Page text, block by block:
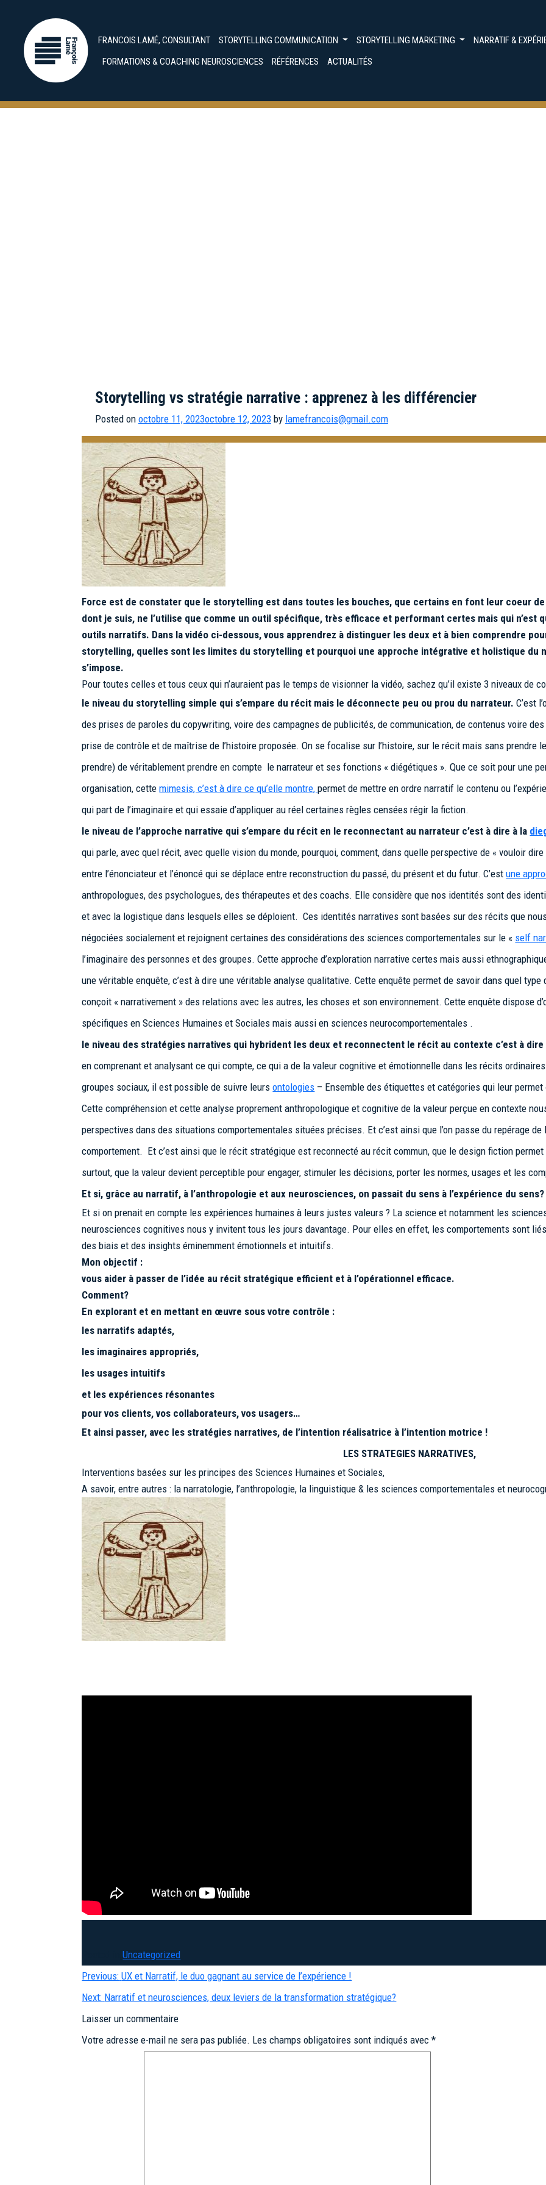
FRANCOIS LAMÉ, CONSULTANT STORYTELLING COMMUNICATION STORYTELLING MARKETING
NARRATIF &
FORMATIONS & COACHING NEUROSCIENCES
RÉFÉRENCES ACTUALITÉS
Storytelling vs stratégie narrative : apprenez à les différencier
Posted on octobre 11, 2023octobre 12, 2023by lamefrancois@gmail.com
Force est de constater que le storytelling est dans toutes les bouches, que certains en font leur coeur
dont je suis, ne l’utilise que comme un outil spécifique, très efficace et performant certes mais qui n’est
outils narratifs. Dans la vidéo ci-dessous, vous apprendrez à distinguer les deux et à bien comprendre
storytelling, quelles sont les limites du storytelling et pourquoi une approche intégrative et holistique
s’impose.
Pour toutes celles et tous ceux qui n’auraient pas le temps de visionner la vidéo, sachez qu’il existe 3 niveaux de
le niveau du storytelling simple qui s’empare du récit mais le déconnecte peu ou prou du narrateur. C’est
des prises de paroles du copywriting, voire des campagnes de publicités, de communication, de contenus voire
prise de contrôle et de maîtrise de l’histoire proposée. On se focalise sur l’histoire, sur le récit mais sans prendre
prendre) de véritablement prendre en compte le narrateur et ses fonctions « diégétiques ». Que ce soit pour une
organisation, cettemimesis, c’est à dire ce qu’elle montre,permet de mettre en ordre narratif le contenu ou
qui part de l’imaginaire et qui essaie d’appliquer au réel certaines règles censées régir la fiction.
le niveau de l’approche narrative qui s’empare du récit en le reconnectant au narrateur c’est à dire à la
qui parle, avec quel récit, avec quelle vision du monde, pourquoi, comment, dans quelle perspective de « vouloir
entre l’énonciateur et l’énoncé qui se déplace entre reconstruction du passé, du présent et du futur. C’estune
anthropologues, des psychologues, des thérapeutes et des coachs. Elle considère que nos identités sont des
et avec la logistique dans lesquels elles se déploient. Ces identités narratives sont basées sur des récits que
négociées socialement et rejoignent certaines des considérations des sciences comportementales sur le « self
l’imaginaire des personnes et des groupes. Cette approche d’exploration narrative certes mais aussi
une véritable enquête, c’est à dire une véritable analyse qualitative. Cette enquête permet de savoir dans quel
conçoit « narrativement » des relations avec les autres, les choses et son environnement. Cette enquête dispose
spécifiques en Sciences Humaines et Sociales mais aussi en sciences neurocomportementales .
le niveau des stratégies narratives qui hybrident les deux et reconnectent le récit au contexte c’est à
en comprenant et analysant ce qui compte, ce qui a de la valeur cognitive et émotionnelle dans les récits
groupes sociaux, il est possible de suivre leursontologies – Ensemble des étiquettes et catégories qui leur permet
Cette compréhension et cette analyse proprement anthropologique et cognitive de la valeur perçue en contexte
perspectives dans des situations comportementales situées précises. Et c’est ainsi que l’on passe du repérage
comportement. Et c’est ainsi que le récit stratégique est reconnecté au récit commun, que le design fiction
surtout, que la valeur devient perceptible pour engager, stimuler les décisions, porter les normes, usages et les
Et si, grâce au narratif, à l’anthropologie et aux neurosciences, on passait du sens à l’expérience du sens?
Et si on prenait en compte les expériences humaines à leurs justes valeurs ? La science et notamment les
neurosciences cognitives nous y invitent tous les jours davantage. Pour elles en effet, les comportements sont
des biais et des insights éminemment émotionnels et intuitifs.
Mon objectif :
vous aider à passer de l’idée au récit stratégique efficient et à l’opérationnel efficace.
Comment?
En explorant et en mettant en œuvre sous votre contrôle :
les narratifs adaptés,
les imaginaires appropriés,
les usages intuitifs
et les expériences résonantes
pour vos clients, vos collaborateurs, vos usagers…
Et ainsi passer, avec les stratégies narratives, de l’intention réalisatrice à l’intention motrice !
LES STRATEGIES NARRATIVES,
Interventions basées sur les principes des Sciences Humaines et Sociales,
A savoir, entre autres : la narratologie, l’anthropologie, la linguistique & les sciences comportementales et
Posted inUncategorized
Navigation
de
l’article
Previous: UX et Narratif, le duo gagnant au service de l’expérience !
Next: Narratif et neurosciences, deux leviers de la transformation stratégique?
Laisser un commentaire
Votre adresse e-mail ne sera pas publiée. Les champs obligatoires sont indiqués avec*